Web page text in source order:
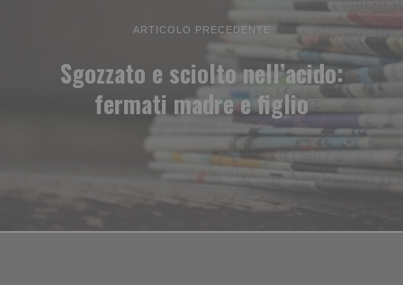
ARTICOLO PRECEDENTE
Sgozzato e sciolto nell’acido:
fermati madre e figlio